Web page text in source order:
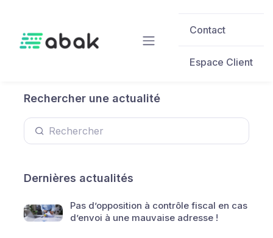
Contact
Espace Client
Rechercher une actualité
Dernières actualités
Pas d’opposition à contrôle fiscal en cas
d’envoi à une mauvaise adresse !